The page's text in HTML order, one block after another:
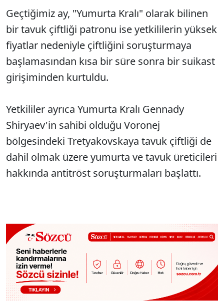
Geçtiğimiz ay, "Yumurta Kralı" olarak bilinen
bir tavuk çiftliği patronu ise yetkililerin yüksek
fiyatlar nedeniyle çiftliğini soruşturmaya
başlamasından kısa bir süre sonra bir suikast
girişiminden kurtuldu.
Yetkililer ayrıca Yumurta Kralı Gennady
Shiryaev'in sahibi olduğu Voronej
bölgesindeki Tretyakovskaya tavuk çiftliği de
dahil olmak üzere yumurta ve tavuk üreticileri
hakkında antitröst soruşturmaları başlattı.